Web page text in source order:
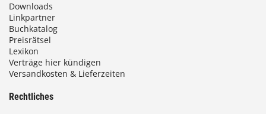
Downloads
Linkpartner
Buchkatalog
Preisrätsel
Lexikon
Verträge hier kündigen
Versandkosten & Lieferzeiten
Rechtliches